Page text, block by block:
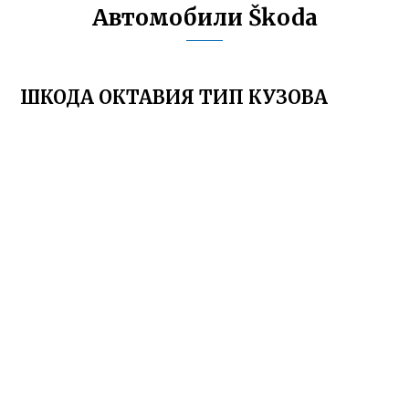
Автомобили Škoda
ШКОДА ОКТАВИЯ ТИП КУЗОВА